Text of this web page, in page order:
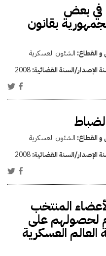
في بعض
بقانون
و القطاع: الشئون العسكرية
الإصدار/السنة القضائية:2008
و القطاع: الشئون العسكرية
الإصدار/السنة القضائية:2008
المنتخب
لحصولهم على
العالم العسكرية